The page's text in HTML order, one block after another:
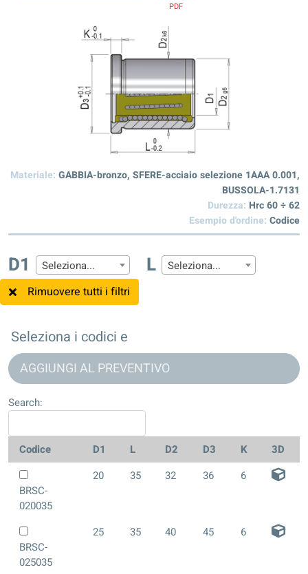
PDF
Materiale: GABBIA-bronzo, SFERE-acciaio selezione 1AAA 0.001,
BUSSOLA-1.7131
Durezza: Hrc 60 ÷ 62
Esempio d'ordine: Codice
D1 Seleziona... L Seleziona...
Rimuovere tutti i filtri
Seleziona i codici e
AGGIUNGI AL PREVENTIVO
Search:
Codice D1 L D2 D3 K 3D
BRSC-
020035
20 35 32 36 6
BRSC-
025035
25 35 40 45 6